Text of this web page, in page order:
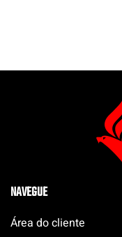
NAVEGUE
Área do cliente